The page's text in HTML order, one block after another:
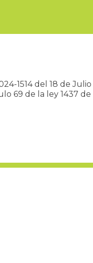
1514 del 18 de
69 de la ley 1437 de